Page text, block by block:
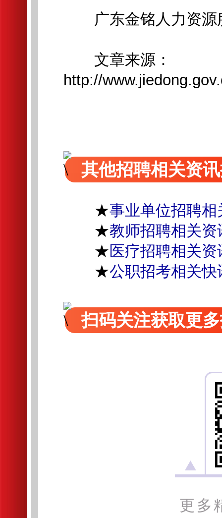
广东金铭人力资源
文章来源：
http://
其他招聘相关资
★事业单位招聘相
★教师招聘相关资
★医疗招聘相关资
★公职招考相关快
扫码关注获取更
更多